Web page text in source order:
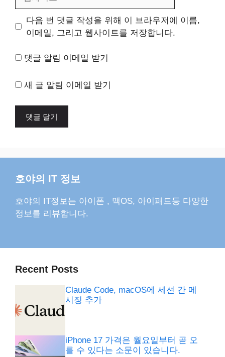
트
다음 번 댓글 작성을 위해 이 브라우저에 이름,
이메일, 그리고 웹사이트를 저장합니다.
댓글 알림 이메일 받기
새 글 알림 이메일 받기
호야의 IT 정보
호야의 IT정보는 아이폰 , 맥OS, 아이패드등 다양한
정보를 리뷰합니다.
Recent Posts
Claude Code, macOS에 세션 간 메
시징 추가
iPhone 17 가격은 월요일부터 곧 오
를 수 있다는 소문이 있습니다.